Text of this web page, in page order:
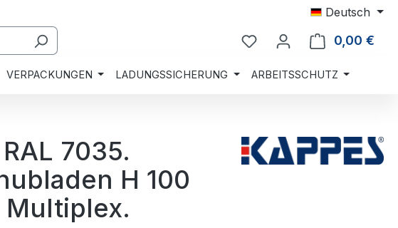
Deutsch
0,00 €
VERPACKUNGEN LADUNGSSICHERUNG ARBEITSSCHUTZ
7035.
H 100
Multiplex.